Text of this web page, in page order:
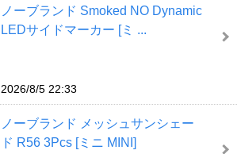
ノーブランド Smoked NO Dynamic
LEDサイドマーカー [ミ ...
2026/8/5 22:33
ノーブランド メッシュサンシェー
ド R56 3Pcs [ミニ MINI]